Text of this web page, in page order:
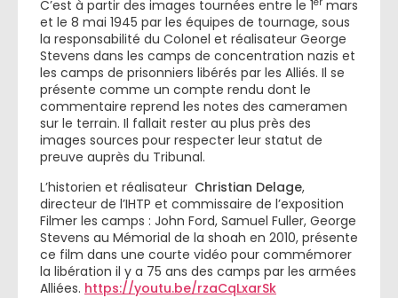
C’est à partir des images tournées entre le 1
mars
et le 8 mai 1945 par les équipes de tournage, sous
la responsabilité du Colonel et réalisateur George
Stevens dans les camps de concentration nazis et
les camps de prisonniers libérés par les Alliés. Il se
présente comme un compte rendu dont le
commentaire reprend les notes des cameramen
sur le terrain. Il fallait rester au plus près des
images sources pour respecter leur statut de
preuve auprès du Tribunal.
L’historien et réalisateur Christian Delage,
directeur de l’IHTP et commissaire de l’exposition
Filmer les camps : John Ford, Samuel Fuller, George
Stevens au Mémorial de la shoah en 2010, présente
ce film dans une courte vidéo pour commémorer
la libération il y a 75 ans des camps par les armées
Alliées. https://youtu.be/rzaCqLxarSk